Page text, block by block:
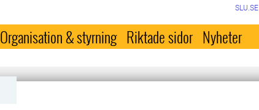
SLU.SE
Organisation & styrning Riktade sidor Nyheter